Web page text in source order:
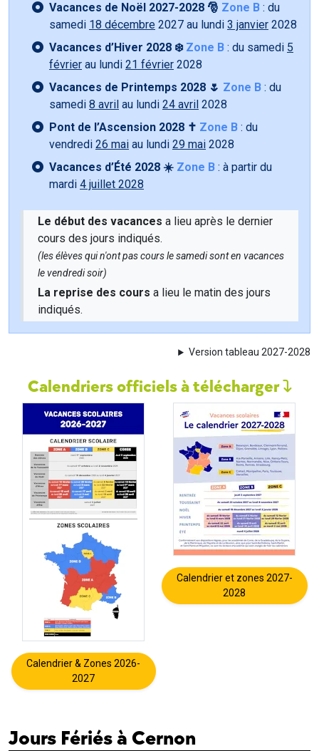
Vacances de Noël 2027-2028 🎅 Zone B : du
samedi 18 décembre 2027 au lundi 3 janvier 2028
Vacances d’Hiver 2028 ❄️ Zone B : du samedi 5
février au lundi 21 février 2028
Vacances de Printemps 2028 🌷 Zone B : du
samedi 8 avril au lundi 24 avril 2028
Pont de l’Ascension 2028 ✝️ Zone B : du
vendredi 26 mai au lundi 29 mai 2028
Vacances d’Été 2028 ☀️ Zone B : à partir du
mardi 4 juillet 2028
Le début des vacances a lieu après le dernier
cours des jours indiqués.
(les élèves qui n'ont pas cours le samedi sont en vacances
le vendredi soir)
La reprise des cours a lieu le matin des jours
indiqués.
Version tableau 2027-2028
Calendriers officiels à télécharger
Calendrier & Zones 2026-
2027
Calendrier et zones 2027-
2028
Jours Fériés à Cernon